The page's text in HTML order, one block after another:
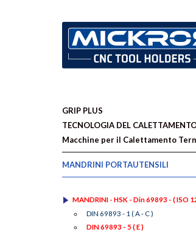
GRIP PLUS
TECNOLOGIA DEL
Macchine per il Calettamento
MANDRINI PORTAUTENSILI
MANDRINI - HSK - Din 69893 - ( ISO
DIN 69893 - 1 ( A - C )
DIN 69893 - 5 ( E )